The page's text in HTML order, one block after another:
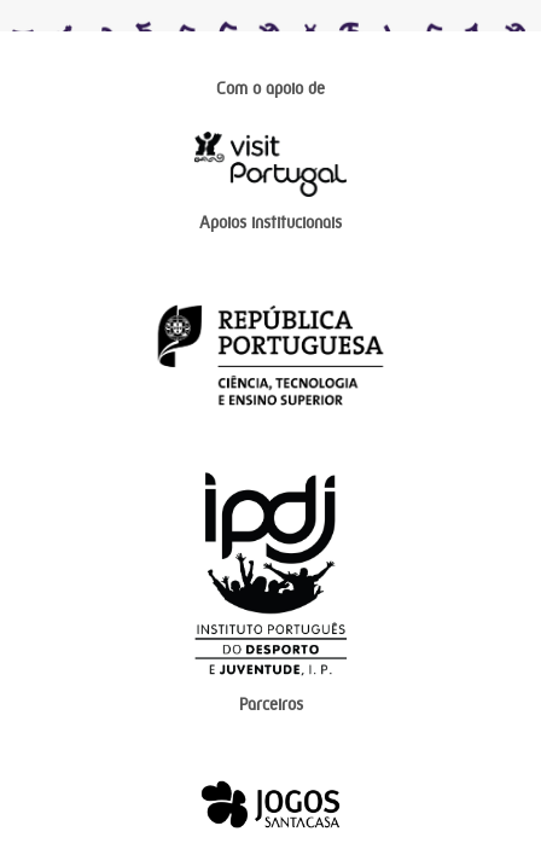
Com o apoio de
Apoios institucionais
Parceiros